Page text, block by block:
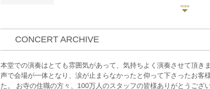
第2回宗次ホール弦楽四重奏コンクール第2位。
これまでに桐山建志、塚原るり子、小川有紀子
ストラ、室内楽等の活動を行っている。
クラシックyoutubeチャンネル「さんチャンネ
https://youtube.com/channel/
CONCERT ARCHIVE
本堂での演奏はとても雰囲気があって、気持ちよく演奏させて頂き
声で会場が一体となり、涙が止まらなかったと仰って下さったお客
た。 お寺の住職の方々、100万人のスタッフの皆様ありがとうござい